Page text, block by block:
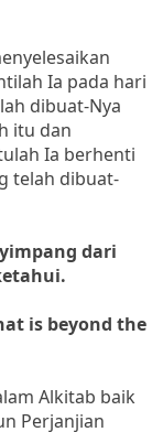
Ia pada hari
dibuat-Nya
itu dan
Ia berhenti
telah dibuat-
dari
is beyond the
Alkitab baik
Perjanjian